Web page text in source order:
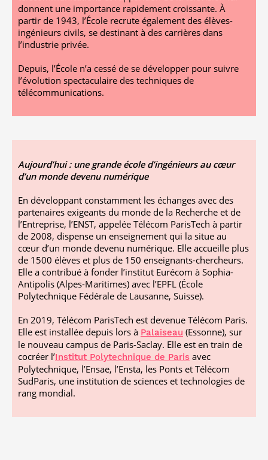
donnent une importance rapidement croissante. À
partir de 1943, l’École recrute également des élèves-
ingénieurs civils, se destinant à des carrières dans
l’industrie privée.
Depuis, l’École n’a cessé de se développer pour suivre
l’évolution spectaculaire des techniques de
télécommunications.
Aujourd’hui : une grande école d’ingénieurs au cœur
d’un monde devenu numérique
En développant constamment les échanges avec des
partenaires exigeants du monde de la Recherche et de
l’Entreprise, l’ENST, appelée Télécom ParisTech à partir
de 2008, dispense un enseignement qui la situe au
cœur d’un monde devenu numérique. Elle accueille plus
de 1500 élèves et plus de 150 enseignants-chercheurs.
Elle a contribué à fonder l’institut Eurécom à Sophia-
Antipolis (Alpes-Maritimes) avec l’EPFL (École
Polytechnique Fédérale de Lausanne, Suisse).
En 2019, Télécom ParisTech est devenue Télécom Paris.
Elle est installée depuis lors à Palaiseau (Essonne), sur
le nouveau campus de Paris-Saclay. Elle est en train de
cocréer l’Institut Polytechnique de Paris avec
Polytechnique, l’Ensae, l’Ensta, les Ponts et Télécom
SudParis, une institution de sciences et technologies de
rang mondial.